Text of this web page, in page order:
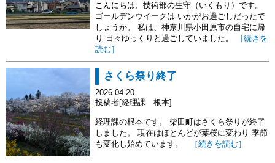
こんにちは、技術部の生守（いくもり）です。
ゴールデンウイークは いかがお過ごしだったで
しょうか。 私は、神奈川県小田原市の自宅に帰
り 日々ゆっくりと過ごしていました。
［続きを
読む］
さくら祭り終了
2026-04-20
投稿者[経理課 根本]
経理課の根本です。 柴田町はさくら祭りが終了
しました。 現在はほとんどが葉桜に変わり 季節
も変化し始めています。
［続きを読む］